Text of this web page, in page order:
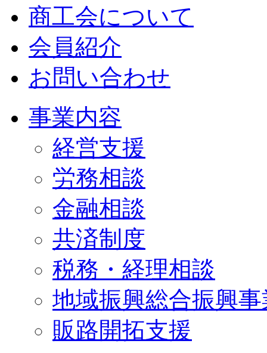
商工会について
会員紹介
お問い合わせ
事業内容
経営支援
労務相談
金融相談
共済制度
税務・経理相談
地域振興総合振興事
販路開拓支援